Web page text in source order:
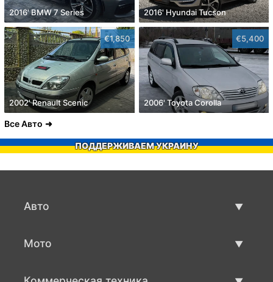
2016' BMW 7 Series 2016' Hyundai Tucson
€1,850
2002' Renault Scenic
€5,400
2006' Toyota Corolla
Все Авто
ПОДДЕРЖИВАЕМ УКРАИНУ
Авто
Мото